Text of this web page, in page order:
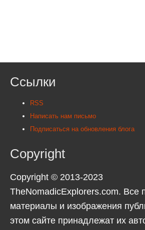
Ссылки
RSS
Написать нам письмо
Подписаться на обновления блога
Copyright
Copyright © 2013-2023
TheNomadicExplorers.com. Все
материалы и изображения
этом сайте принадлежат их